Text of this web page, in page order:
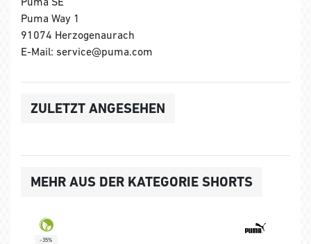
Puma Way 1
91074 Herzogenaurach
E-Mail: service@puma.com
ZULETZT ANGESEHEN
MEHR AUS DER KATEGORIE SHORTS
-35%